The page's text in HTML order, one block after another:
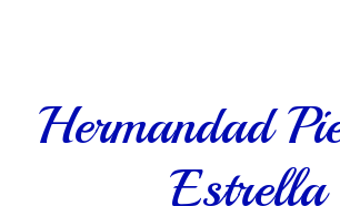
Hermandad
Estrella